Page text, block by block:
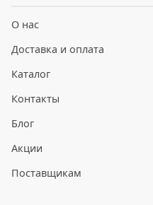
О нас
Доставка и оплата
Каталог
Контакты
Блог
Акции
Поставщикам